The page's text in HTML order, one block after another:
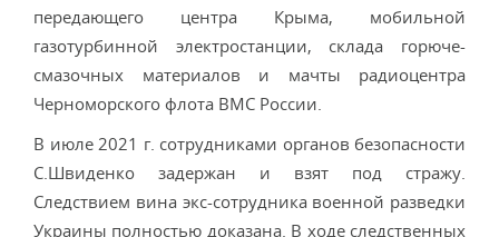
передающего центра Крыма, мобильной
газотурбинной электростанции, склада горюче-
смазочных материалов и мачты радиоцентра
Черноморского флота ВМС России.
В июле 2021 г. сотрудниками органов безопасности
С.Швиденко задержан и взят под стражу.
Следствием вина экс-сотрудника военной разведки
Украины полностью доказана. В ходе следственных